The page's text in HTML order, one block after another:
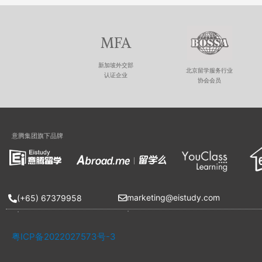
MFA
新加坡外交部
认证企业
北京留学服务行业
协会会员
意腾集团旗下品牌
(+65) 67379958
.
粤ICP备2022027573号-3
marketing@eistudy.com
.